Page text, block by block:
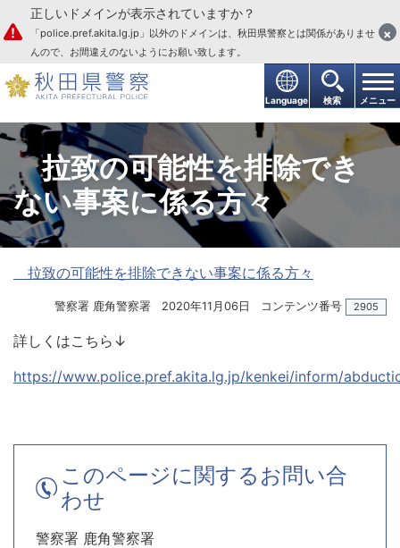
本文へ
Language 検索 メニュー
正しいドメインが表示されていますか？
「police.pref.akita.lg.jp」以外のドメインは、秋田県警察とは関係がありませ
んので、お間違えのないようにお願い致します。
×
拉致の可能性を排除でき
ない事案に係る方々
拉致の可能性を排除できない事案に係る方々
警察署 鹿角警察署 2020年11月06日 コンテンツ番号 2905
詳しくはこちら↓
https://www.police.pref.akita.lg.jp/kenkei/inform/
このページに関するお問い合
わせ
警察署 鹿角警察署